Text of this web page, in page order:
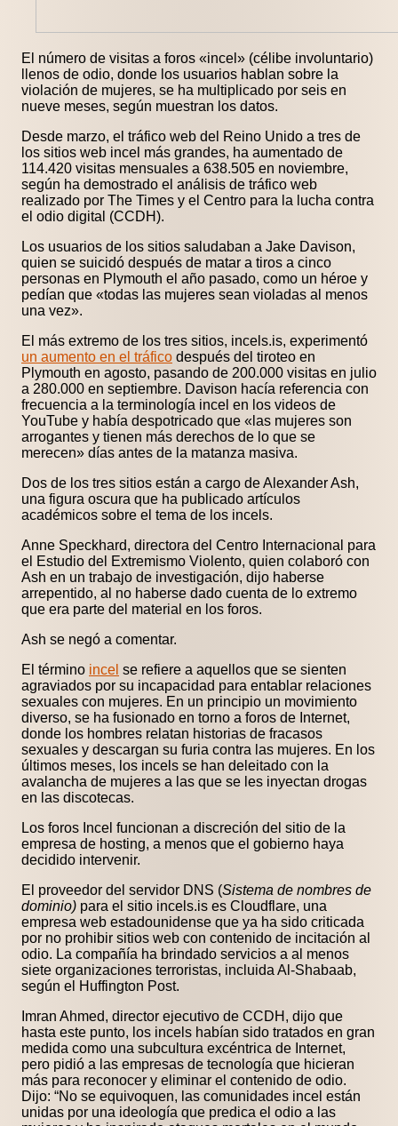
El número de visitas a foros «incel» (célibe involuntario)
llenos de odio, donde los usuarios hablan sobre la
violación de mujeres, se ha multiplicado por seis en
nueve meses, según muestran los datos.
Desde marzo, el tráfico web del Reino Unido a tres de
los sitios web incel más grandes, ha aumentado de
114.420 visitas mensuales a 638.505 en noviembre,
según ha demostrado el análisis de tráfico web
realizado por The Times y el Centro para la lucha contra
el odio digital (CCDH).
Los usuarios de los sitios saludaban a Jake Davison,
quien se suicidó después de matar a tiros a cinco
personas en Plymouth el año pasado, como un héroe y
pedían que «todas las mujeres sean violadas al menos
una vez».
El más extremo de los tres sitios, incels.is, experimentó
un aumento en el tráfico después del tiroteo en
Plymouth en agosto, pasando de 200.000 visitas en julio
a 280.000 en septiembre. Davison hacía referencia con
frecuencia a la terminología incel en los videos de
YouTube y había despotricado que «las mujeres son
arrogantes y tienen más derechos de lo que se
merecen» días antes de la matanza masiva.
Dos de los tres sitios están a cargo de Alexander Ash,
una figura oscura que ha publicado artículos
académicos sobre el tema de los incels.
Anne Speckhard, directora del Centro Internacional para
el Estudio del Extremismo Violento, quien colaboró ​​con
Ash en un trabajo de investigación, dijo haberse
arrepentido, al no haberse dado cuenta de lo extremo
que era parte del material en los foros.
Ash se negó a comentar.
El término incel se refiere a aquellos que se sienten
agraviados por su incapacidad para entablar relaciones
sexuales con mujeres. En un principio un movimiento
diverso, se ha fusionado en torno a foros de Internet,
donde los hombres relatan historias de fracasos
sexuales y descargan su furia contra las mujeres. En los
últimos meses, los incels se han deleitado con la
avalancha de mujeres a las que se les inyectan drogas
en las discotecas.
Los foros Incel funcionan a discreción del sitio de la
empresa de hosting, a menos que el gobierno haya
decidido intervenir.
El proveedor del servidor DNS (Sistema de nombres de
dominio) para el sitio incels.is es Cloudflare, una
empresa web estadounidense que ya ha sido criticada
por no prohibir sitios web con contenido de incitación al
odio. La compañía ha brindado servicios a al menos
siete organizaciones terroristas, incluida Al-Shabaab,
según el Huffington Post.
Imran Ahmed, director ejecutivo de CCDH, dijo que
hasta este punto, los incels habían sido tratados en gran
medida como una subcultura excéntrica de Internet,
pero pidió a las empresas de tecnología que hicieran
más para reconocer y eliminar el contenido de odio.
Dijo: “No se equivoquen, las comunidades incel están
unidas por una ideología que predica el odio a las